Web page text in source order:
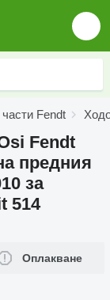
Fendt
Fendt
предния
за
514
Оплакване